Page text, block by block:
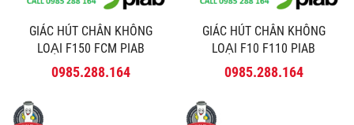
GIÁC HÚT CHÂN KHÔNG
LOẠI F150 FCM PIAB
0985.288.164
GIÁC HÚT CHÂN KHÔNG
LOẠI F10 F110 PIAB
0985.288.164